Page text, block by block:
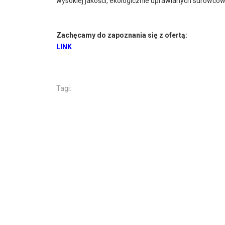
Zachęcamy do zapoznania się z ofertą:
LINK
Tagi: